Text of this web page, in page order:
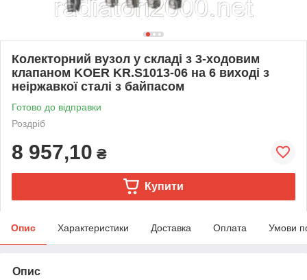
Колекторний вузол у складі з 3-ходовим
клапаном KOER KR.S1013-06 на 6 виході з
неіржавкої сталі з байпасом
Готово до відправки
Роздріб
8 957,10 ₴
Купити
Опис Характеристики Доставка Оплата Умови
Опис